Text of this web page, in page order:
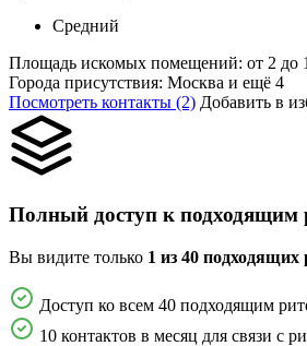
Средний
Площадь искомых помещений: от 2 до
Города присутствия: Москва и ещё 4
Посмотреть контакты (2) Добавить в
Полный доступ к подходящим
Вы видите только 1 из 40 подходящих
Доступ ко всем 40 подходящим
10 контактов в месяц для связи с